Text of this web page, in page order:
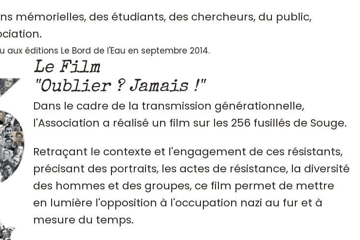
mémorielles, des étudiants, des chercheurs, du public,
éditions Le Bord de l'Eau en septembre 2014.
Le Film
"Oublier ? Jamais !"
Dans le cadre de la transmission générationnelle,
l'Association a réalisé un film sur les 256 fusillés de Souge.
Retraçant le contexte et l'engagement de ces résistants,
précisant des portraits, les actes de résistance, la diversité
des hommes et des groupes, ce film permet de mettre
en lumière l'opposition à l'occupation nazi au fur et à
mesure du temps.